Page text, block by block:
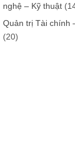
nghệ – Kỹ thuật
Quản trị Tài chính
(20)